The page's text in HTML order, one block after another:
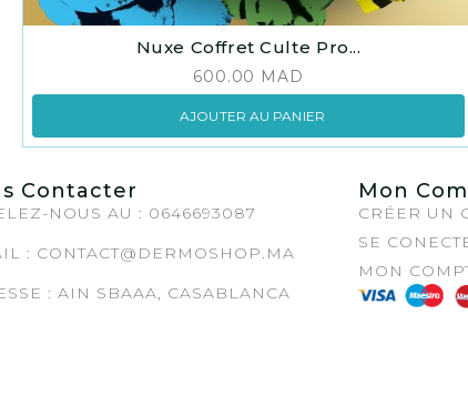
Nuxe Coffret Culte Pro...
600.00 MAD
AJOUTER AU PANIER
Contacter
NOUS AU : 0646693087
: CONTACT@DERMOSHOP.MA
: AIN SBAAA, CASABLANCA
Mon
CRÉER UN
SE
MON